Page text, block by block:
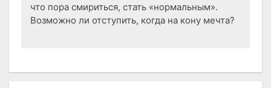
что пора смириться, стать «нормальным».
Возможно ли отступить, когда на кону мечта?